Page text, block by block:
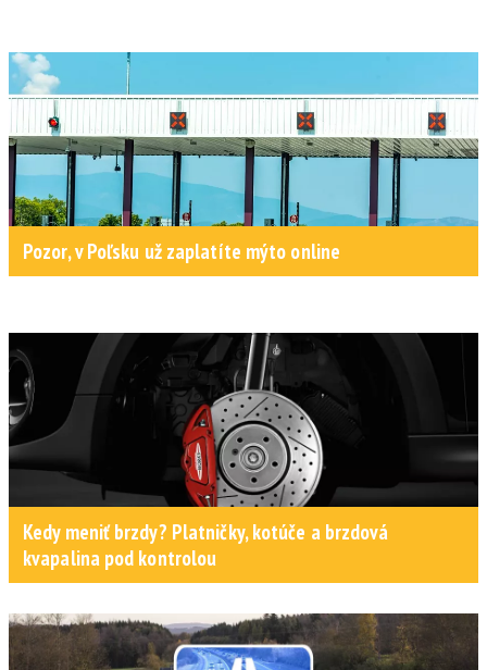
Pozor, v Poľsku už zaplatíte mýto online
Kedy meniť brzdy? Platničky, kotúče a brzdová
kvapalina pod kontrolou